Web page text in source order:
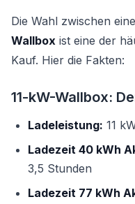
Die Wahl zwischen
Wallbox ist eine der
Kauf. Hier die Fakten:
11-kW-Wallbox:
Ladeleistung: 11
Ladezeit 40 kWh
3,5 Stunden
Ladezeit 77 kWh